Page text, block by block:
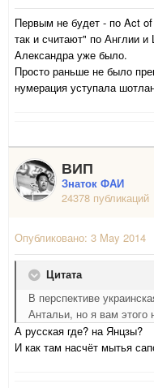
Первым не будет - по Act
так и считают" по Англии
Александра уже было.
Просто раньше не было
нумерация уступала
ВИП
Знаток ФАИ
24378 публикаций
Опубликовано: 3 May 2014
Цитата
В перспективе
Антальи, но я вам этого
А русская где? на Янцзы?
И как там насчёт мытья